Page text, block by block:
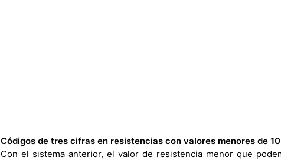
Códigos de tres cifras en resistencias con valores menores de
Con el sistema anterior, el valor de resistencia menor que